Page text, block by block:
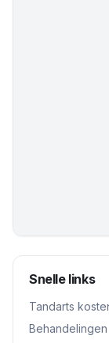
Snelle links
Tandarts
Behandelingen